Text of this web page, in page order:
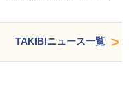
TAKIBIニュース一覧